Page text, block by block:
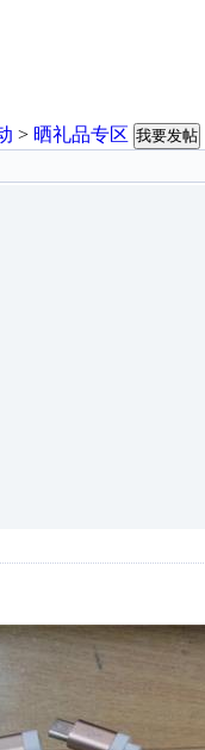
> 晒礼品专区 我要发帖